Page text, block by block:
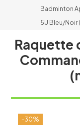
Badminton
5U Bleu/
Raquette
-30%